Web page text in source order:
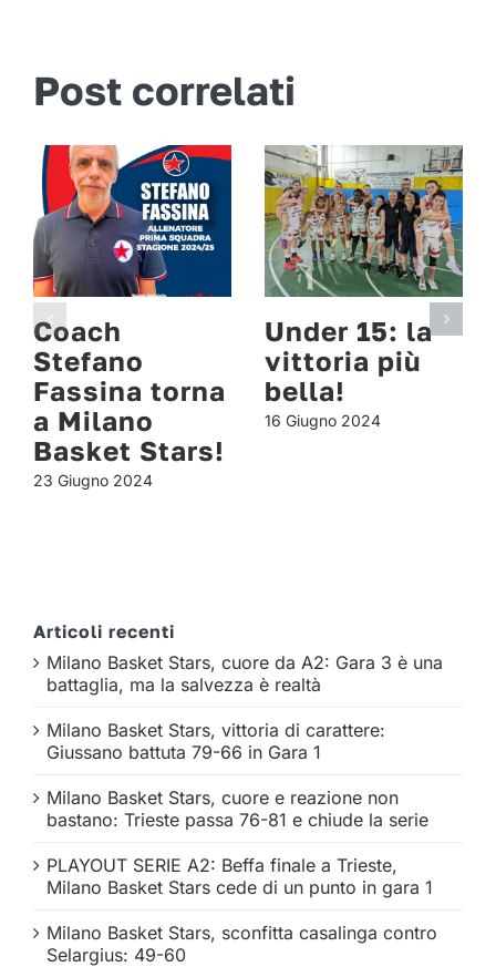
Post correlati
Coach
Stefano
Fassina torna
a Milano
Basket Stars!
23 Giugno 2024
Under 15: la
vittoria più
bella!
16 Giugno 2024
Articoli recenti
Milano Basket Stars, cuore da A2: Gara 3 è una
battaglia, ma la salvezza è realtà
Milano Basket Stars, vittoria di carattere:
Giussano battuta 79-66 in Gara 1
Milano Basket Stars, cuore e reazione non
bastano: Trieste passa 76-81 e chiude la serie
PLAYOUT SERIE A2: Beffa finale a Trieste,
Milano Basket Stars cede di un punto in gara 1
Milano Basket Stars, sconfitta casalinga contro
Selargius: 49-60